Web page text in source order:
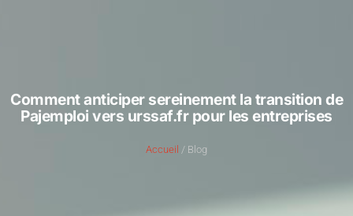
Comment anticiper sereinement la transition de
Pajemploi vers urssaf.fr pour les entreprises
Accueil / Blog